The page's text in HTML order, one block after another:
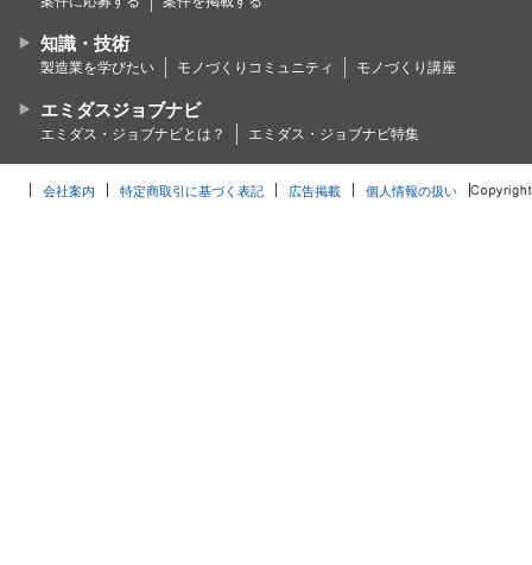
知識・技術
製造業を学びたい モノづくりコミュニティ モノづくり講座
エミダスジョブナビ
エミダス・ジョブナビとは？ エミダス・ジョブナビ特集
会社案内 特定商取引に基づく表記 広告掲載 個人情報の扱い